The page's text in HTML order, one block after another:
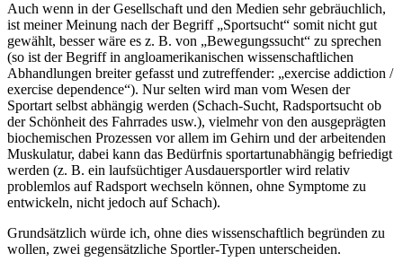
Auch wenn in der Gesellschaft und den Medien sehr gebräuchlich,
ist meiner Meinung nach der Begriff „Sportsucht“ somit nicht gut
gewählt, besser wäre es z. B. von „Bewegungssucht“ zu sprechen
(so ist der Begriff in angloamerikanischen wissenschaftlichen
Abhandlungen breiter gefasst und zutreffender: „exercise addiction /
exercise dependence“). Nur selten wird man vom Wesen der
Sportart selbst abhängig werden (Schach-Sucht, Radsportsucht ob
der Schönheit des Fahrrades usw.), vielmehr von den ausgeprägten
biochemischen Prozessen vor allem im Gehirn und der arbeitenden
Muskulatur, dabei kann das Bedürfnis sportartunabhängig befriedigt
werden (z. B. ein laufsüchtiger Ausdauersportler wird relativ
problemlos auf Radsport wechseln können, ohne Symptome zu
entwickeln, nicht jedoch auf Schach).
Grundsätzlich würde ich, ohne dies wissenschaftlich begründen zu
wollen, zwei gegensätzliche Sportler-Typen unterscheiden.